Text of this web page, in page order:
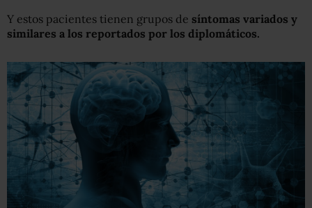
Y estos pacientes tienen grupos de síntomas variados y
similares a los reportados por los diplomáticos.